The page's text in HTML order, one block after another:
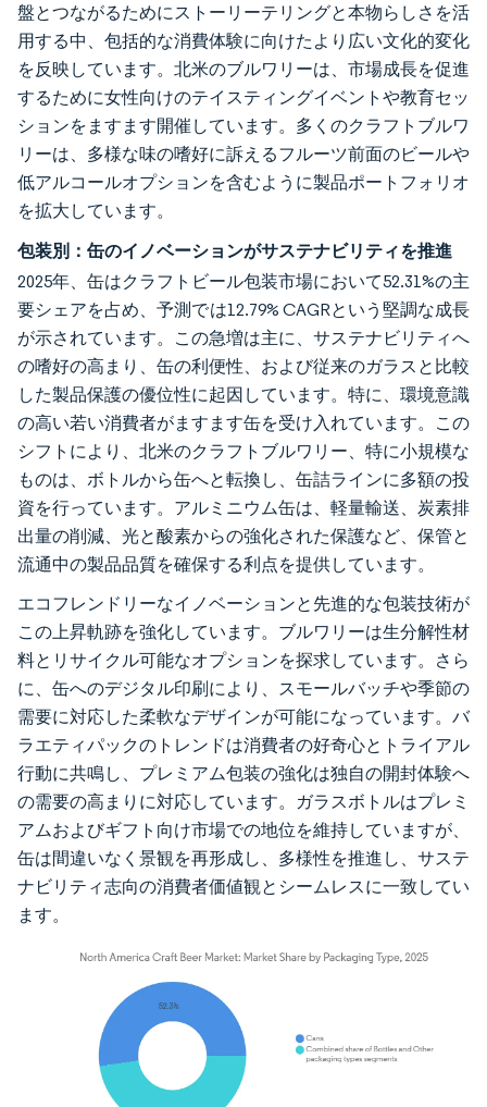
盤とつながるためにストーリーテリングと本物らしさを活
用する中、包括的な消費体験に向けたより広い文化的変化
を反映しています。北米のブルワリーは、市場成長を促進
するために女性向けのテイスティングイベントや教育セッ
ションをますます開催しています。多くのクラフトブルワ
リーは、多様な味の嗜好に訴えるフルーツ前面のビールや
低アルコールオプションを含むように製品ポートフォリオ
を拡大しています。
包装別：缶のイノベーションがサステナビリティを推進
2025年、缶はクラフトビール包装市場において52.31%の主
要シェアを占め、予測では12.79% CAGRという堅調な成長
が示されています。この急増は主に、サステナビリティへ
の嗜好の高まり、缶の利便性、および従来のガラスと比較
した製品保護の優位性に起因しています。特に、環境意識
の高い若い消費者がますます缶を受け入れています。この
シフトにより、北米のクラフトブルワリー、特に小規模な
ものは、ボトルから缶へと転換し、缶詰ラインに多額の投
資を行っています。アルミニウム缶は、軽量輸送、炭素排
出量の削減、光と酸素からの強化された保護など、保管と
流通中の製品品質を確保する利点を提供しています。
エコフレンドリーなイノベーションと先進的な包装技術が
この上昇軌跡を強化しています。ブルワリーは生分解性材
料とリサイクル可能なオプションを探求しています。さら
に、缶へのデジタル印刷により、スモールバッチや季節の
需要に対応した柔軟なデザインが可能になっています。バ
ラエティパックのトレンドは消費者の好奇心とトライアル
行動に共鳴し、プレミアム包装の強化は独自の開封体験へ
の需要の高まりに対応しています。ガラスボトルはプレミ
アムおよびギフト向け市場での地位を維持していますが、
缶は間違いなく景観を再形成し、多様性を推進し、サステ
ナビリティ志向の消費者価値観とシームレスに一致してい
ます。